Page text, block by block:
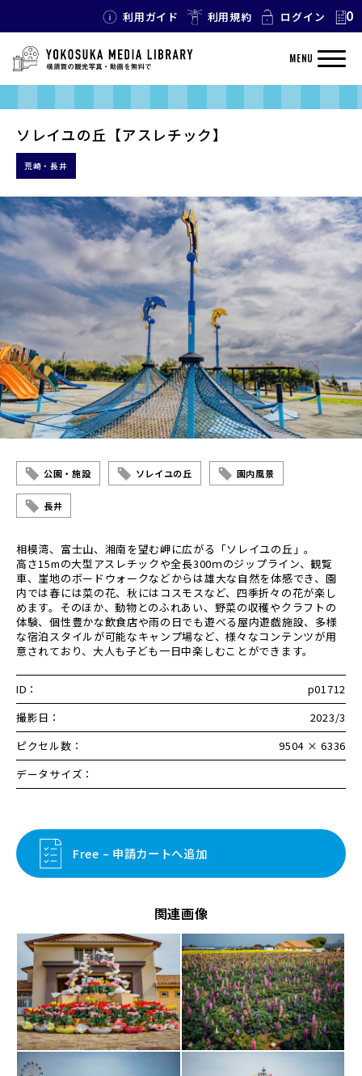
利用ガイド 利用規約 ログイン 0
MENU
ソレイユの丘【アスレチック】
荒崎・長井
公園・施設 ソレイユの丘 園内風景
長井
相模湾、富士山、湘南を望む岬に広がる「ソレイユの丘」。
高さ15mの大型アスレチックや全長300ｍのジップライン、観覧
車、崖地のボードウォークなどからは雄大な自然を体感でき、園
内では春には菜の花、秋にはコスモスなど、四季折々の花が楽し
めます。そのほか、動物とのふれあい、野菜の収穫やクラフトの
体験、個性豊かな飲食店や雨の日でも遊べる屋内遊戯施設、多様
な宿泊スタイルが可能なキャンプ場など、様々なコンテンツが用
意されており、大人も子ども一日中楽しむことができます。
ID：
p01712
撮影日：
2023/3
ピクセル数：
9504 × 6336
データサイズ：
Free – 申請カートへ追加
関連画像